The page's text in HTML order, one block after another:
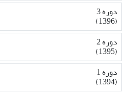
دوره 3
(1396)
دوره 2
(1395)
دوره 1
(1394)